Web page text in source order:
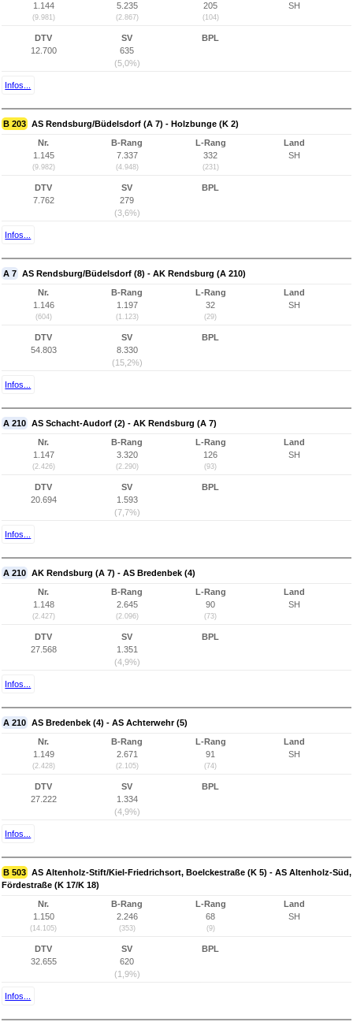
1.144
(9.981)
5.235
(2.867)
205
(104)
SH
DTV
12.700
SV
635
(5,0%)
BPL
Infos...
B 203 AS Rendsburg/Büdelsdorf (A 7) - Holzbunge (K 2)
Nr.
1.145
(9.982)
B-Rang
7.337
(4.948)
L-Rang
332
(231)
Land
SH
DTV
7.762
SV
279
(3,6%)
BPL
Infos...
A 7 AS Rendsburg/Büdelsdorf (8) - AK Rendsburg (A 210)
Nr.
1.146
(604)
B-Rang
1.197
(1.123)
L-Rang
32
(29)
Land
SH
DTV
54.803
SV
8.330
(15,2%)
BPL
Infos...
A 210 AS Schacht-Audorf (2) - AK Rendsburg (A 7)
Nr.
1.147
(2.426)
B-Rang
3.320
(2.290)
L-Rang
126
(93)
Land
SH
DTV
20.694
SV
1.593
(7,7%)
BPL
Infos...
A 210 AK Rendsburg (A 7) - AS Bredenbek (4)
Nr.
1.148
(2.427)
B-Rang
2.645
(2.096)
L-Rang
90
(73)
Land
SH
DTV
27.568
SV
1.351
(4,9%)
BPL
Infos...
A 210 AS Bredenbek (4) - AS Achterwehr (5)
Nr.
1.149
(2.428)
B-Rang
2.671
(2.105)
L-Rang
91
(74)
Land
SH
DTV
27.222
SV
1.334
(4,9%)
BPL
Infos...
B 503 AS Altenholz-Stift/Kiel-Friedrichsort, Boelckestraße (K 5) - AS Altenholz-Süd,
Fördestraße (K 17/K 18)
Nr.
1.150
(14.105)
B-Rang
2.246
(353)
L-Rang
68
(9)
Land
SH
DTV
32.655
SV
620
(1,9%)
BPL
Infos...